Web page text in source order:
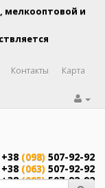
мелкооптовой и
Контакты
Карта
+38 (098) 507-92-92
+38 (063) 507-92-92
+38(095)507-92-92